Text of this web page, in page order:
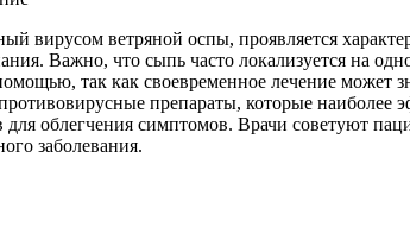
вирусом ветряной оспы, проявляется
Важно, что сыпь часто локализуется на
так как своевременное лечение может
препараты, которые наиболее
облегчения симптомов. Врачи советуют
заболевания.